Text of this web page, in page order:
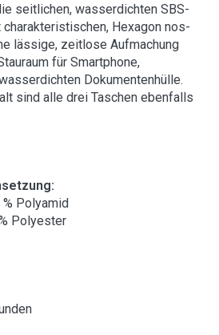
seitlichen, wasserdichten SBS-
Hexagon nos-
lässige, zeitlose Aufmachung
für Smartphone,
Dokumentenhülle.
sind alle drei Taschen ebenfalls
% Polyamid
Polyester